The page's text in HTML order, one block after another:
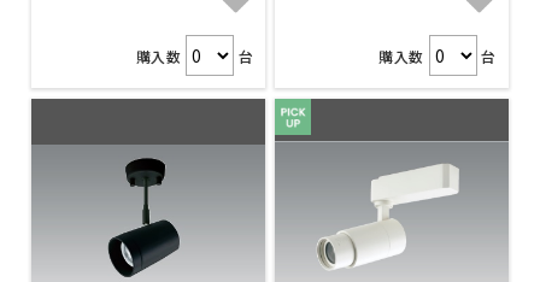
購入数 台 購入数 台